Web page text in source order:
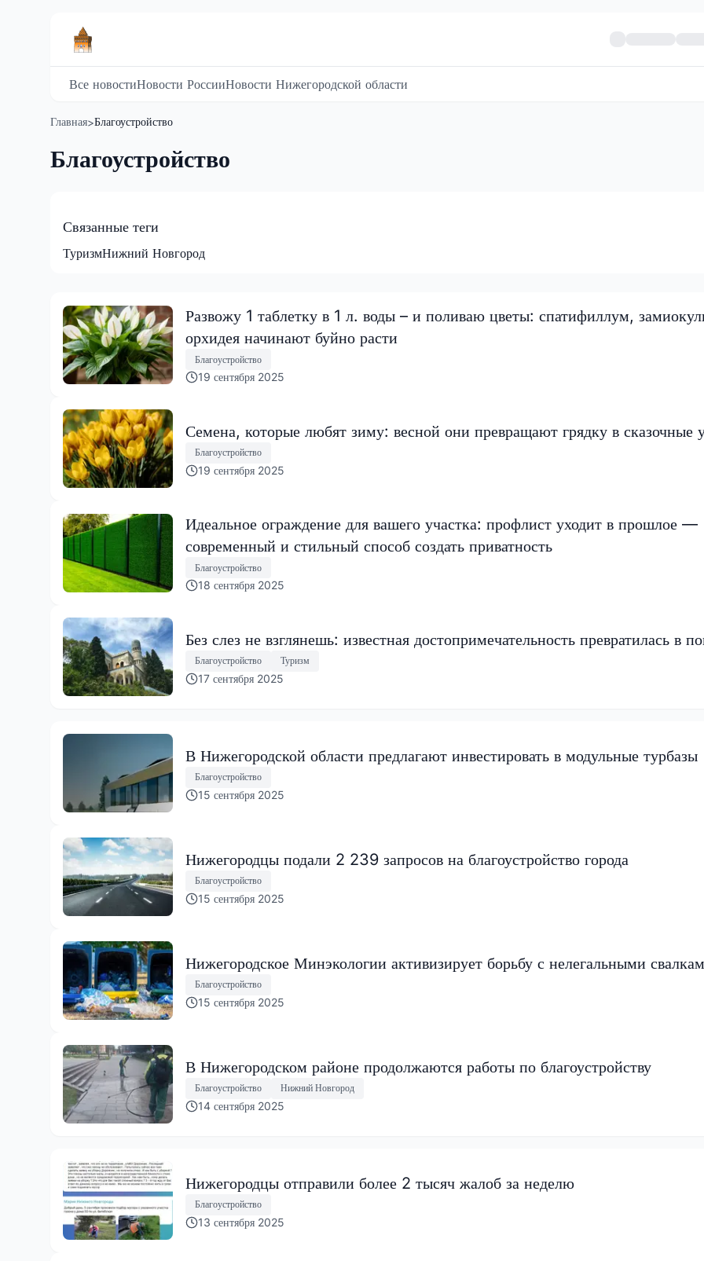
Все новостиНовости РоссииНовости Нижегородской области
Главная>Благоустройство
Благоустройство
Связанные теги
ТуризмНижний Новгород
Развожу 1 таблетку в 1 л. воды – и поливаю цветы: спатифиллум,
орхидея начинают буйно расти
Благоустройство
19 сентября 2025
Семена, которые любят зиму: весной они превращают грядку в сказочные
Благоустройство
19 сентября 2025
Идеальное ограждение для вашего участка: профлист уходит в прошлое —
современный и стильный способ создать приватность
Благоустройство
18 сентября 2025
Без слез не взглянешь: известная достопримечательность превратилась в
Благоустройство Туризм
17 сентября 2025
В Нижегородской области предлагают инвестировать в модульные турбазы
Благоустройство
15 сентября 2025
Нижегородцы подали 2 239 запросов на благоустройство города
Благоустройство
15 сентября 2025
Нижегородское Минэкологии активизирует борьбу с нелегальными
Благоустройство
15 сентября 2025
В Нижегородском районе продолжаются работы по благоустройству
Благоустройство Нижний Новгород
14 сентября 2025
Нижегородцы отправили более 2 тысяч жалоб за неделю
Благоустройство
13 сентября 2025